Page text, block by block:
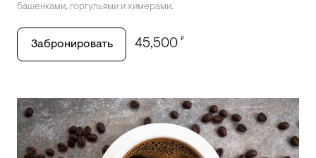
башенками, горгульями и химерами.
Забронировать 45,500 ₽